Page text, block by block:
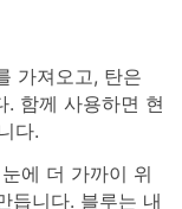
가져오고, 탄은
. 함께 사용하면 현
다.
에 더 가까이 위
듭니다. 블루는 내